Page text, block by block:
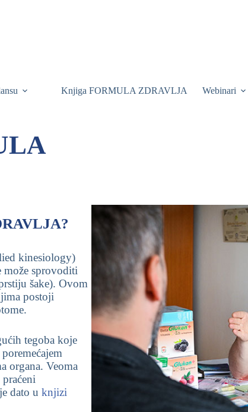
Knjiga FORMULA ZDRAVLJA Webinari
kinesiology)
može sprovoditi
šake). Ovom
postoji
tegoba koje
organa. Veoma
dato uknjizi